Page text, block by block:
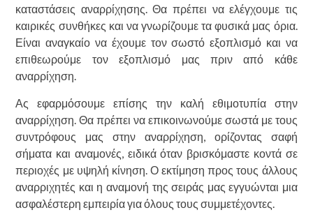
καταστάσεις αναρρίχησης. Θα πρέπει να ελέγχουμε τις
καιρικές συνθήκες και να γνωρίζουμε τα φυσικά μας όρια.
Είναι αναγκαίο να έχουμε τον σωστό εξοπλισμό και να
επιθεωρούμε τον εξοπλισμό μας πριν από κάθε
αναρρίχηση.
Ας εφαρμόσουμε επίσης την καλή εθιμοτυπία στην
αναρρίχηση. Θα πρέπει να επικοινωνούμε σωστά με τους
συντρόφους μας στην αναρρίχηση, ορίζοντας σαφή
σήματα και αναμονές, ειδικά όταν βρισκόμαστε κοντά σε
περιοχές με υψηλή κίνηση. Ο εκτίμηση προς τους άλλους
αναρριχητές και η αναμονή της σειράς μας εγγυώνται μια
ασφαλέστερη εμπειρία για όλους τους συμμετέχοντες.